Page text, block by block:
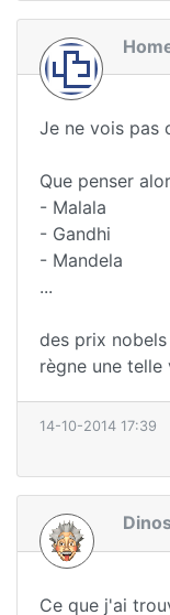
Je ne vois pas
Que penser
- Malala
- Gandhi
- Mandela
...
des prix
règne une telle
14-10-2014 17:39
Ce que j'ai